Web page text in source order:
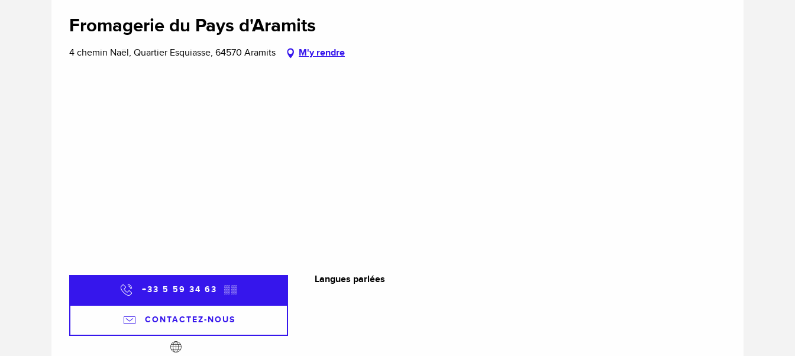
Fromagerie du Pays d'Aramits
4 chemin Naël, Quartier Esquiasse, 64570 Aramits M'y rendre
+33 5 59 34 63 ▒▒
CONTACTEZ-NOUS
Langues parlées
Langues parlées